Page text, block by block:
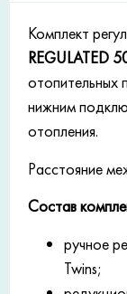
Комплект
REGULATED
отопительных
нижним
отопления.
Расстояние
Состав
ручное
Twins;